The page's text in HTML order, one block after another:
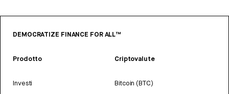
DEMOCRATIZE FINANCE FOR ALL™
Prodotto
Investi
Criptovalute
Bitcoin (BTC)